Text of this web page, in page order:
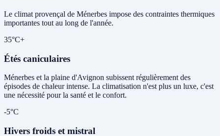
Le climat provençal de Ménerbes impose des contraintes thermiques
importantes tout au long de l'année.
35°C+
Étés caniculaires
Ménerbes et la plaine d'Avignon subissent régulièrement des
épisodes de chaleur intense. La climatisation n'est plus un luxe, c'est
une nécessité pour la santé et le confort.
-5°C
Hivers froids et mistral